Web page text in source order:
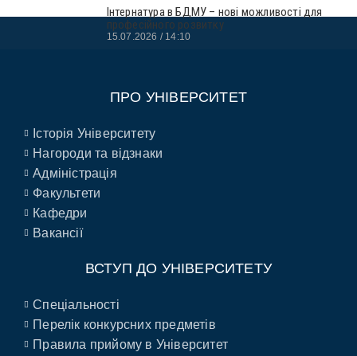
Інтернатура в БДМУ – нові можливості для
професійного розвитку
15.07.2026 14:10
ПРО УНІВЕРСИТЕТ
Історія Університету
Нагороди та відзнаки
Адміністрація
Факультети
Кафедри
Вакансії
ВСТУП ДО УНІВЕРСИТЕТУ
Спеціальності
Перелік конкурсних предметів
Правила прийому в Університет